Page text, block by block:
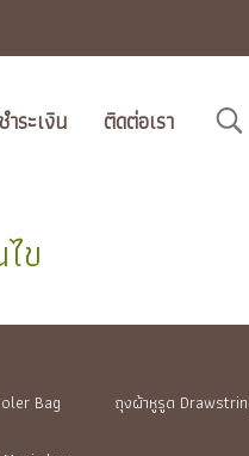
ระเงิน ติดต่อเรา
ข
Bag ถุงผ้าหูรูด